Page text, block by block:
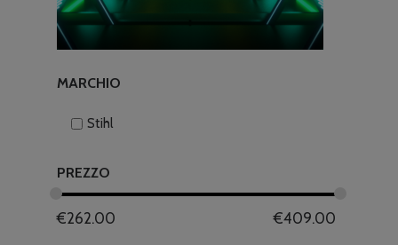
MARCHIO
Stihl
PREZZO
€262.00 €409.00